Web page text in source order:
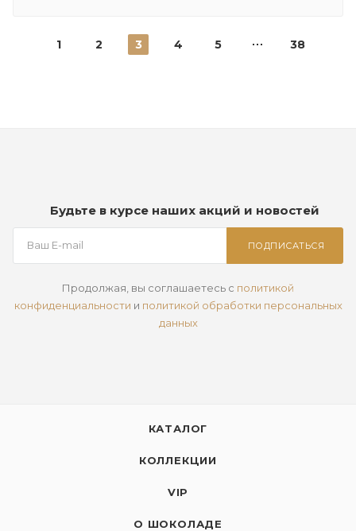
1 2 3 4 5 38
Будьте в курсе наших акций и новостей
ПОДПИСАТЬСЯ
Продолжая, вы соглашаетесь с политикой
конфиденциальности и политикой обработки персональных
данных
КАТАЛОГ
КОЛЛЕКЦИИ
VIP
О ШОКОЛАДЕ